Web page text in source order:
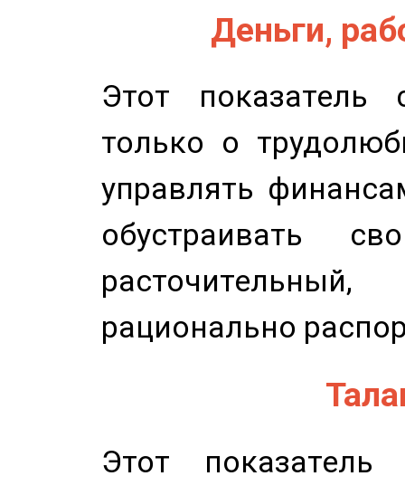
Деньги,
Этот показатель
только о
управлять
обустраивать
рационально
Этот показатель